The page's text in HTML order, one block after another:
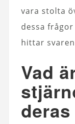
vara stolta
dessa
hittar
Vad